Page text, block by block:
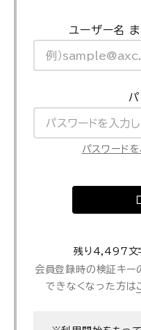
ユーザー名
パスワード
残り4,497
会員登録時の検証キー
できなくなった方は